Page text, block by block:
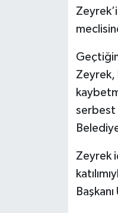
Zeyrek,
serbest
Zeyrek